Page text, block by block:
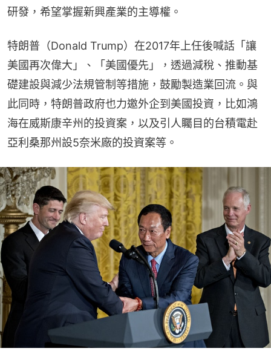
研發，希望掌握新興產業的主導權。
特朗普（Donald Trump）在2017年上任後喊話「讓
美國再次偉大」、「美國優先」，透過減稅、推動基
礎建設與減少法規管制等措施，鼓勵製造業回流。與
此同時，特朗普政府也力邀外企到美國投資，比如鴻
海在威斯康辛州的投資案，以及引人矚目的台積電赴
亞利桑那州設5奈米廠的投資案等。